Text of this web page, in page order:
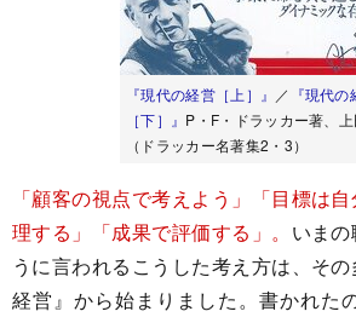
『現代の経営［上］』 ／ 『現代の
［下］』 P・F・ドラッカー著、
（ドラッカー名著集2・3）
「顧客の視点で考えよう」「目標は
理する」「成果で評価する」。 いま
うに言われるこうした考え方は、そ
経営』から始まりました。書かれた